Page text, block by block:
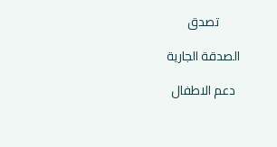
تصدق
الصدقة الجارية
دعم الاطفال